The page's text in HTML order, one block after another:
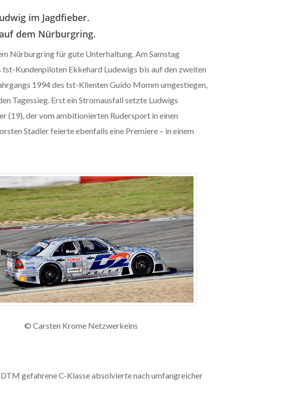
im Jagdfieber.
dem Nürburgring.
Nürburgring für gute Unterhaltung. Am Samstag
Kundenpiloten Ekkehard Ludewigs bis auf den zweiten
1994 des tst-Klienten Guido Momm umgestiegen,
Tagessieg. Erst ein Stromausfall setzte Ludwigs
(19), der vom ambitionierten Rudersport in einen
Stadler feierte ebenfalls eine Premiere – in einem
© Carsten Krome Netzwerkeins
gefahrene C-Klasse absolvierte nach umfangreicher